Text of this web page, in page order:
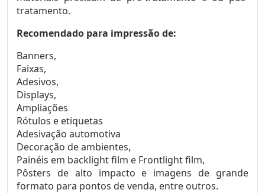
tratamento.
Recomendado para impressão de:
Banners,
Faixas,
Adesivos,
Displays,
Ampliações
Rótulos e etiquetas
Adesivação automotiva
Decoração de ambientes,
Painéis em backlight film e Frontlight film,
Pôsters de alto impacto e imagens de grande
formato para pontos de venda, entre outros.